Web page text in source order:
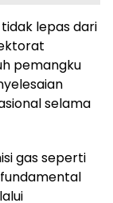
tidak lepas dari
pemangku
selama
gas seperti